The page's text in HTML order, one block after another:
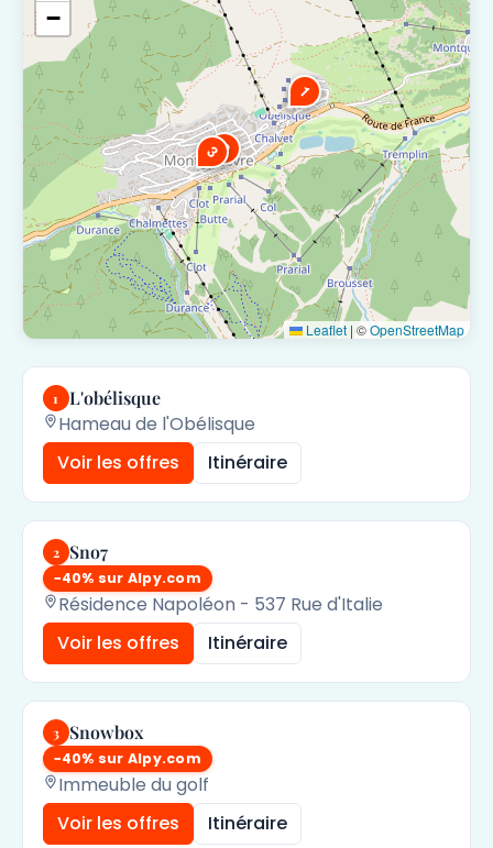
1
2
3
−
Leaflet | ©OpenStreetMap
1 L'obélisque
Hameau de l'Obélisque
Voir les offres
Itinéraire
2 Sno7
−40% sur Alpy.com
Résidence Napoléon - 537 Rue d'Italie
Voir les offres
Itinéraire
3 Snowbox
−40% sur Alpy.com
Immeuble du golf
Voir les offres
Itinéraire